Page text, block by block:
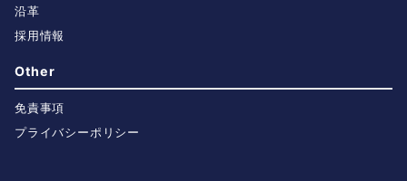
沿革
採用情報
Other
免責事項
プライバシーポリシー